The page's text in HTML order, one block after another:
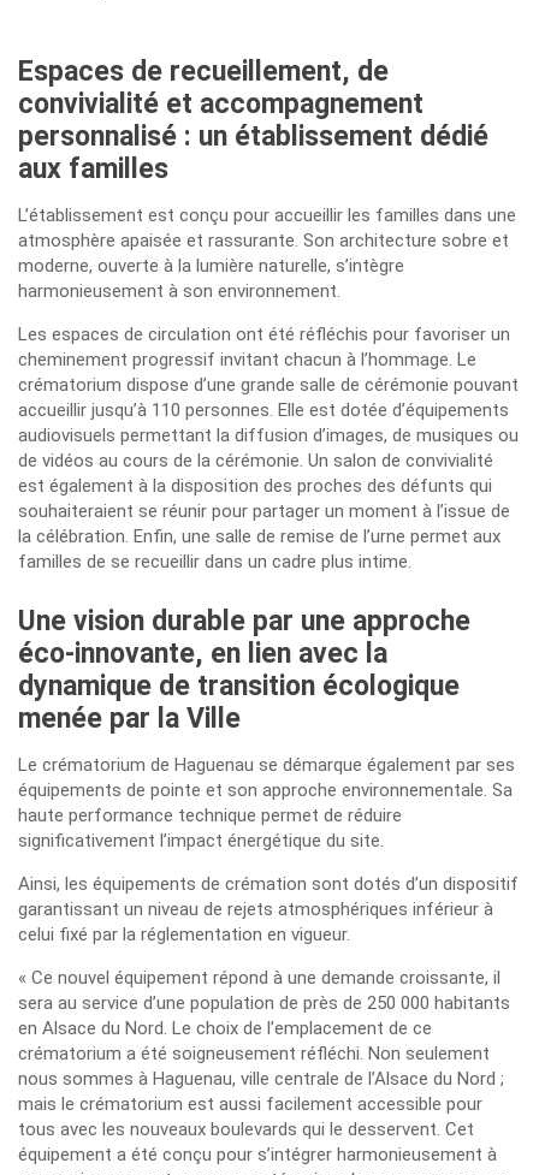
Espaces de recueillement, de
convivialité et accompagnement
personnalisé : un établissement dédié
aux familles
L’établissement est conçu pour accueillir les familles dans une
atmosphère apaisée et rassurante. Son architecture sobre et
moderne, ouverte à la lumière naturelle, s’intègre
harmonieusement à son environnement.
Les espaces de circulation ont été réfléchis pour favoriser un
cheminement progressif invitant chacun à l’hommage. Le
crématorium dispose d’une grande salle de cérémonie pouvant
accueillir jusqu’à 110 personnes. Elle est dotée d’équipements
audiovisuels permettant la diffusion d’images, de musiques ou
de vidéos au cours de la cérémonie. Un salon de convivialité
est également à la disposition des proches des défunts qui
souhaiteraient se réunir pour partager un moment à l’issue de
la célébration. Enfin, une salle de remise de l’urne permet aux
familles de se recueillir dans un cadre plus intime.
Une vision durable par une approche
éco-innovante, en lien avec la
dynamique de transition écologique
menée par la Ville
Le crématorium de Haguenau se démarque également par ses
équipements de pointe et son approche environnementale. Sa
haute performance technique permet de réduire
significativement l’impact énergétique du site.
Ainsi, les équipements de crémation sont dotés d’un dispositif
garantissant un niveau de rejets atmosphériques inférieur à
celui fixé par la réglementation en vigueur.
« Ce nouvel équipement répond à une demande croissante, il
sera au service d’une population de près de 250 000 habitants
en Alsace du Nord. Le choix de l’emplacement de ce
crématorium a été soigneusement réfléchi. Non seulement
nous sommes à Haguenau, ville centrale de l’Alsace du Nord ;
mais le crématorium est aussi facilement accessible pour
tous avec les nouveaux boulevards qui le desservent. Cet
équipement a été conçu pour s’intégrer harmonieusement à